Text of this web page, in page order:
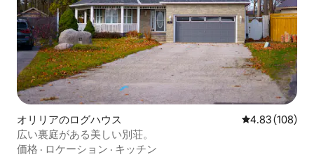
オリリアのログハウス レビュー108
4.83 (108)
広い裏庭がある美しい別荘。
価格 · ロケーション · キッチン